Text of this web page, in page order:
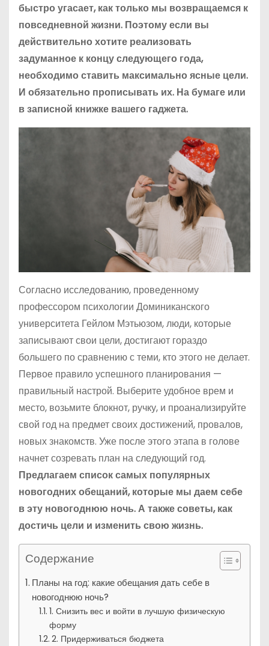
быстро угасает, как только мы возвращаемся к
повседневной жизни. Поэтому если вы
действительно хотите реализовать
задуманное к концу следующего года,
необходимо ставить максимально ясные цели.
И обязательно прописывать их. На бумаге или
в записной книжке вашего гаджета.
Согласно исследованию, проведенному
профессором психологии Доминиканского
университета Гейлом Мэтьюзом, люди, которые
записывают свои цели, достигают гораздо
большего по сравнению с теми, кто этого не делает.
Первое правило успешного планирования —
правильный настрой. Выберите удобное врем и
место, возьмите блокнот, ручку, и проанализируйте
свой год на предмет своих достижений, провалов,
новых знакомств. Уже после этого этапа в голове
начнет созревать план на следующий год.
Предлагаем список самых популярных
новогодних обещаний, которые мы даем себе
в эту новогоднюю ночь. А также советы, как
достичь цели и изменить свою жизнь.
Содержание
Планы на год: какие обещания дать себе в
новогоднюю ночь?
1. Снизить вес и войти в лучшую физическую
форму
2. Придерживаться бюджета